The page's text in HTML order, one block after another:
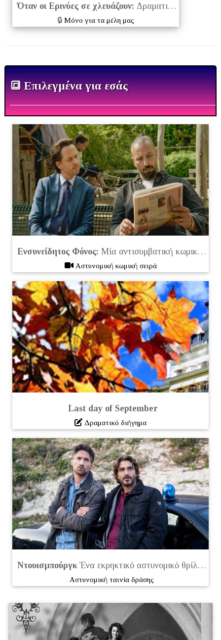
Όταν οι Ερινύες σε χλευάζουν: Δραματικό αφήγημα
🔒 Μόνο για τα μέλη μας
🔳 Επιλεγμένα για εσάς
Ενσυνείδητος Φόνος:Μία αντισυμβατική κωμική σειρά που δεν πρέπει να χάσετε
Aστυνομική κωμική σειρά
Last day of September
Δραματικό διήγημα
Ντουισμπούργκ Ένα εκρηκτικό αστυνομικό θρίλερ που αξίζει να δείτε
Αστυνομική ταινία δράσης